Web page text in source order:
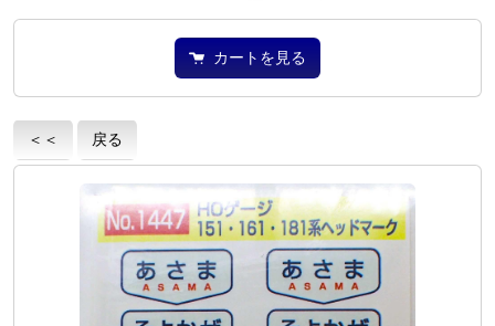
カートを見る
＜＜ 戻る